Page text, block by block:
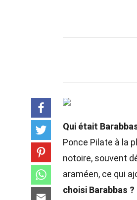
Qui était
Ponce Pilate à la
notoire, souvent
araméen, ce qui
choisi Barabbas ?